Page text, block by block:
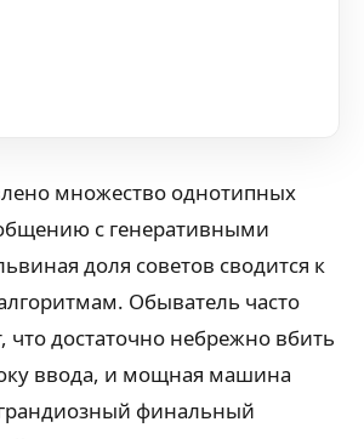
множество однотипных
с генеративными
доля советов сводится к
Обыватель часто
что достаточно небрежно вбить
ввода, и мощная машина
финальный